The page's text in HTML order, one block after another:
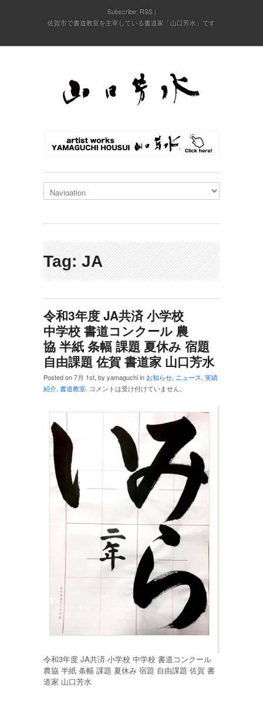
Subscribe: RSS
佐賀市で書道教室を主宰している書道家「山口芳水」です
Tag: JA
令和3年度 JA共済 小学校
中学校 書道コンクール 農
協 半紙 条幅 課題 夏休み 宿題
自由課題 佐賀 書道家 山口芳水
Posted on 7月 1st, by yamaguchi in お知らせ, ニュース, 実績
紹介, 書道教室. コメントは受け付けていません。
令和3年度 JA共済 小学校 中学校 書道コンクール
農協 半紙 条幅 課題 夏休み 宿題 自由課題 佐賀 書
道家 山口芳水